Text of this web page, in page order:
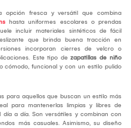
opción fresca y versátil que combina
hasta uniformes escolares o prendas
incluir materiales sintéticos de fácil
que brinda buena tracción en
incorporan cierres de velcro o
Este tipo de zapatillas de niño
cómodo, funcional y con un estilo pulido
para aquellos que buscan un estilo más
para mantenerlas limpias y libres de
a día. Son versátiles y combinan con
más casuales. Asimismo, su diseño